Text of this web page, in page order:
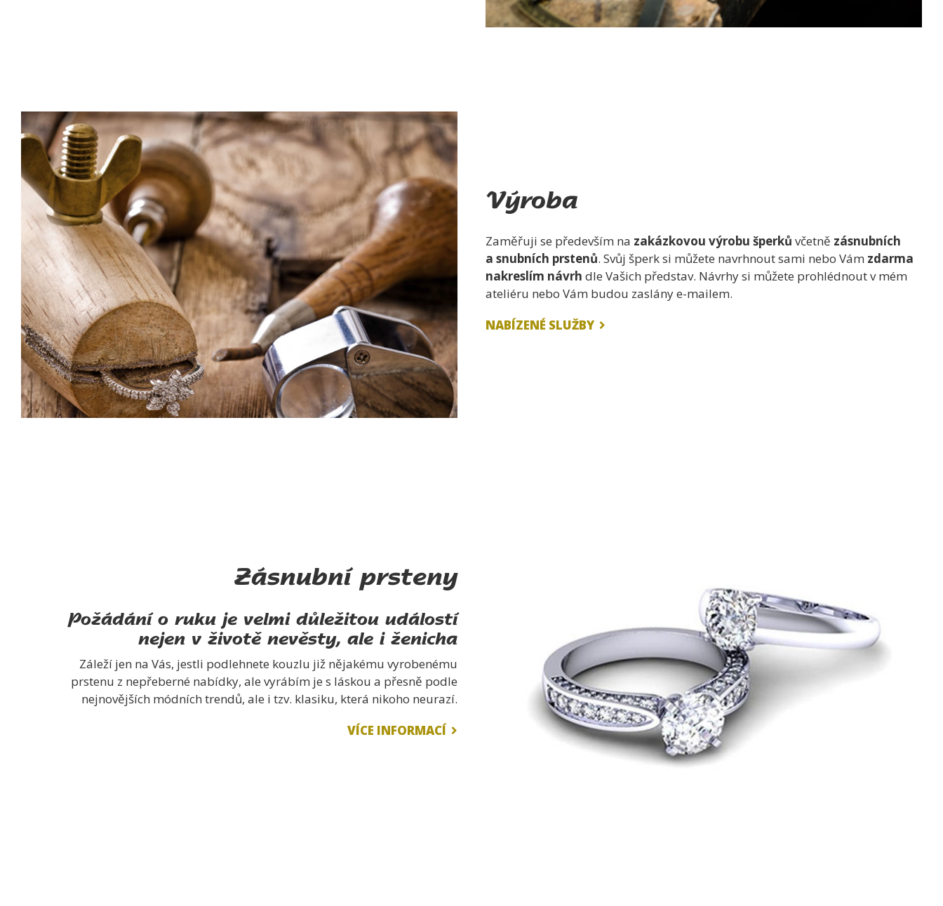
Výroba
Zaměřuji se především na zakázkovou výrobu šperků včetně zásnubních
a snubních prstenů. Svůj šperk si můžete navrhnout sami nebo Vám zdarma
nakreslím návrh dle Vašich představ. Návrhy si můžete prohlédnout v mém
ateliéru nebo Vám budou zaslány e-mailem.
NABÍZENÉ SLUŽBY
Zásnubní prsteny
Požádání o ruku je velmi důležitou událostí
nejen v životě nevěsty, ale i ženicha
Záleží jen na Vás, jestli podlehnete kouzlu již nějakému vyrobenému
prstenu z nepřeberné nabídky, ale vyrábím je s láskou a přesně podle
nejnovějších módních trendů, ale i tzv. klasiku, která nikoho neurazí.
VÍCE INFORMACÍ